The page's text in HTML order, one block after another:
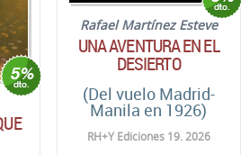
Rafael Martínez Esteve
UNA AVENTURA EN EL
DESIERTO
(Del vuelo Madrid-
Manila en 1926)
RH+Y Ediciones 19. 2026